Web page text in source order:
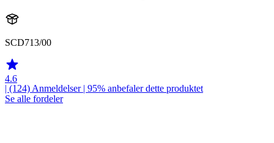
SCD713/00
4.6
| (124) Anmeldelser| 95% anbefaler dette produktet
Se alle fordeler